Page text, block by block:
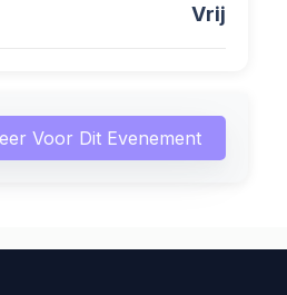
Vrij
Voor Dit Evenement